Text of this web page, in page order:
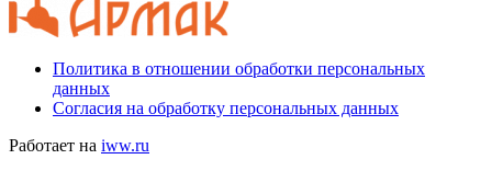
Политика в отношении обработки персональных
данных
Согласия на обработку персональных данных
Работает на iww.ru